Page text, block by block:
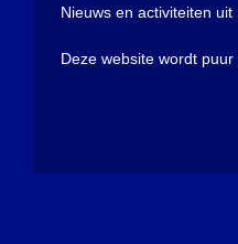
Nieuws en activiteiten uit
Deze website wordt